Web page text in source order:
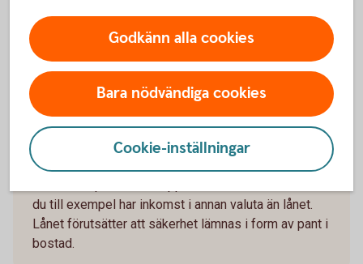
lånets löptid är 1 974 121 kronor. Antalet
avbetalningar är 600 stycken.
Exemplet bygger på månatliga aviseringar, utan
uppläggningsavgift eller aviseringskostnad,
förutsatt att du är Nyckelkund och aviseras digitalt.
För ej Nyckelkund tillkommer uppläggningsavgift på
650 kronor. Vid postala avier tillkommer en kostnad
på 45 kronor i aviavgift. Valutakursförändringar kan
du till exempel har inkomst i annan valuta än lånet.
Lånet förutsätter att säkerhet lämnas i form av pant i
bostad.
Godkänn alla cookies
Bara nödvändiga cookies
Cookie-inställningar